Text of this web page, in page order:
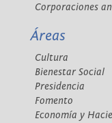
Corporaciones
Áreas
Cultura
Bienestar Social
Presidencia
Fomento
Economía y